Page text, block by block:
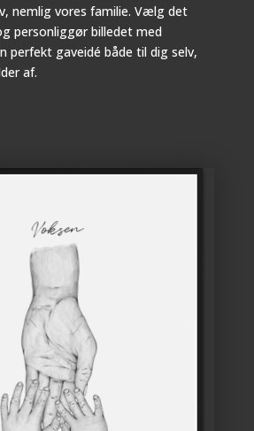
nemlig vores familie. Vælg det
personliggør billedet med
perfekt gaveidé både til dig selv,
af.